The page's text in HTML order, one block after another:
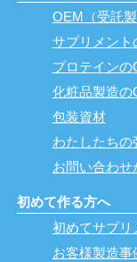
OEM（受託
サプリメント
プロテインの
化粧品製造の
包装資材
わたしたちの
お問い合わ
初めて作る方へ
初めてサプリ
お客様製造事